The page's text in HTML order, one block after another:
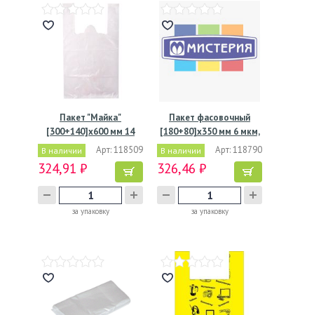
Пакет "Майка"
[300+140]х600 мм 14
мкм, бел.,…
В наличии Арт: 118509
324,91 ₽
за упаковку
Пакет фасовочный
[180+80]х350 мм 6 мкм,
В наличии Арт: 118790
326,46 ₽
за упаковку